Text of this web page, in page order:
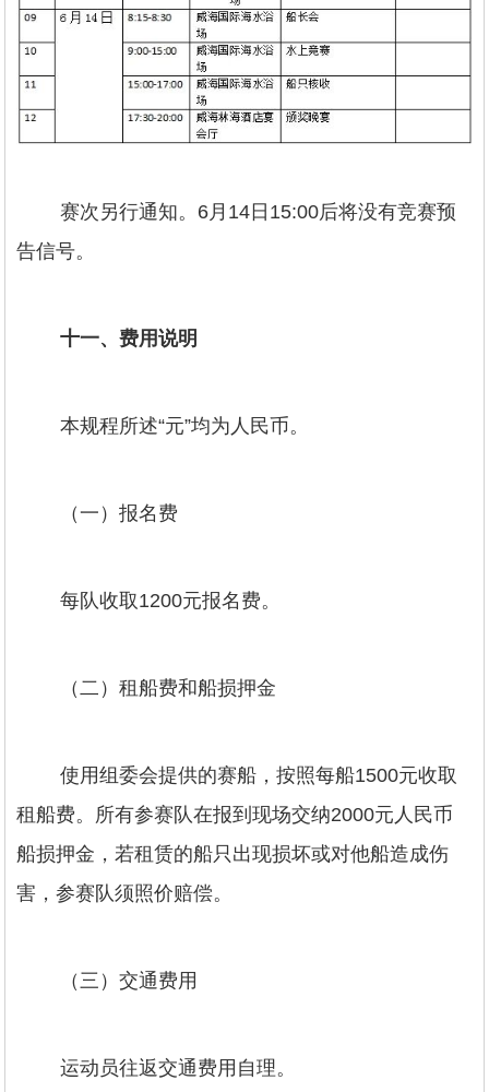
赛次另行通知。6月14日15:00后将没有竞赛预
告信号。
十一、费用说明
本规程所述“元”均为人民币。
（一）报名费
每队收取1200元报名费。
（二）租船费和船损押金
使用组委会提供的赛船，按照每船1500元收取
租船费。所有参赛队在报到现场交纳2000元人民币
船损押金，若租赁的船只出现损坏或对他船造成伤
害，参赛队须照价赔偿。
（三）交通费用
运动员往返交通费用自理。